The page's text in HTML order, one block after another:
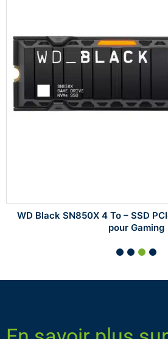
WD Black SN850X 4 To – SSD
pour Gaming